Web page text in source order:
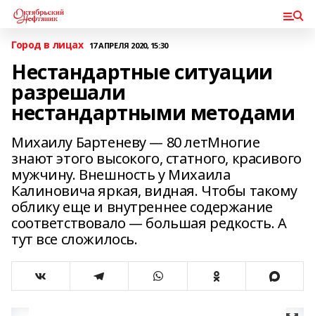
Город в лицах 17 АПРЕЛЯ 2020, 15:30
Нестандартные ситуации
разрешали
нестандартными методами
Михаилу Бартеневу — 80 летМногие
знают этого высокого, статного, красивого
мужчину. Внешность у Михаила
Калиновича яркая, видная. Чтобы такому
облику еще и внутреннее содержание
соответствовало — большая редкость. А
тут все сложилось.